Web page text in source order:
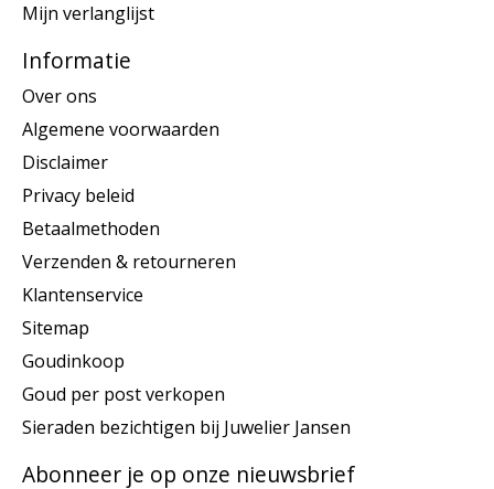
Mijn verlanglijst
Informatie
Over ons
Algemene voorwaarden
Disclaimer
Privacy beleid
Betaalmethoden
Verzenden & retourneren
Klantenservice
Sitemap
Goudinkoop
Goud per post verkopen
Sieraden bezichtigen bij Juwelier Jansen
Abonneer je op onze nieuwsbrief